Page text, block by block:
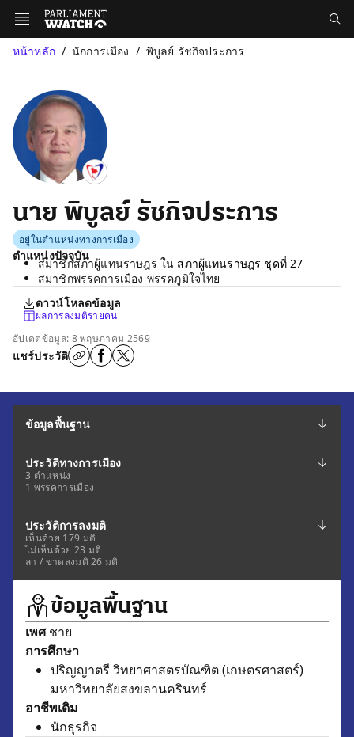
หน้าหลัก นักการเมือง พิบูลย์ รัชกิจประการ
นาย พิบูลย์ รัชกิจประการ
อยู่ในตำแหน่งทางการเมือง
ตำแหน่งปัจจุบัน
สมาชิกสภาผู้แทนราษฎร ใน สภาผู้แทนราษฎร ชุดที่ 27
สมาชิกพรรคการเมือง พรรคภูมิใจไทย
ดาวน์โหลดข้อมูล
ผลการลงมติรายคน
อัปเดตข้อมูล: 8 พฤษภาคม 2569
แชร์ประวัติ
ข้อมูลพื้นฐาน
ประวัติทางการเมือง
3 ตำแหน่ง
1 พรรคการเมือง
ประวัติการลงมติ
เห็นด้วย 179 มติ
ไม่เห็นด้วย 23 มติ
ลา / ขาดลงมติ 26 มติ
ข้อมูลพื้นฐาน
เพศชาย
การศึกษา
ปริญญาตรี วิทยาศาสตรบัณฑิต (เกษตรศาสตร์)
มหาวิทยาลัยสงขลานครินทร์
อาชีพเดิม
นักธุรกิจ